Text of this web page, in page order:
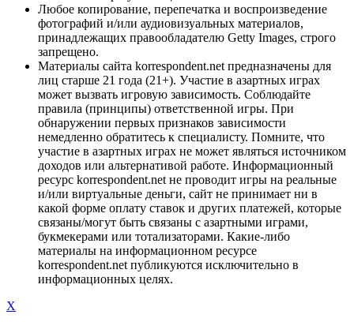
Любое копирование, перепечатка и воспроизведение
фотографий и/или аудиовизуальных материалов,
принадлежащих правообладателю Getty Images, строго
запрещено.
Материалы сайта korrespondent.net предназначены для
лиц старше 21 года (21+). Участие в азартных играх
может вызвать игровую зависимость. Соблюдайте
правила (принципы) ответственной игры. При
обнаружении первых признаков зависимости
немедленно обратитесь к специалисту. Помните, что
участие в азартных играх не может являться источником
доходов или альтернативой работе. Информационный
ресурс korrespondent.net не проводит игры на реальные
и/или виртуальные деньги, сайт не принимает ни в
какой форме оплату ставок и других платежей, которые
связаны/могут быть связаны с азартными играми,
букмекерами или тотализаторами. Какие-либо
материалы на информационном ресурсе
korrespondent.net публикуются исключительно в
информационных целях.
X